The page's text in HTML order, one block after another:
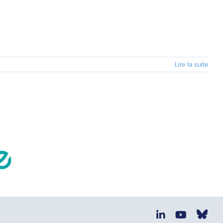
Lire la suite
LinkedInYouTube